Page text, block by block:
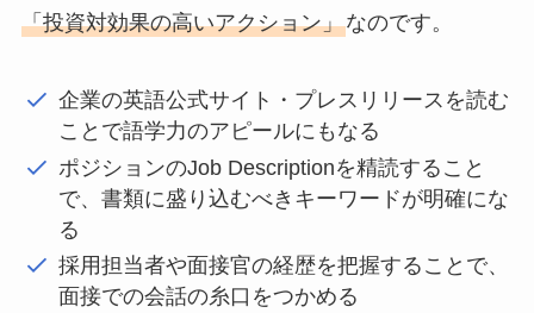
「投資対効果の高いアクション」なのです。
企業の英語公式サイト・プレスリリースを読む
ことで語学力のアピールにもなる
ポジションのJob Descriptionを精読すること
で、書類に盛り込むべきキーワードが明確にな
る
採用担当者や面接官の経歴を把握することで、
面接での会話の糸口をつかめる